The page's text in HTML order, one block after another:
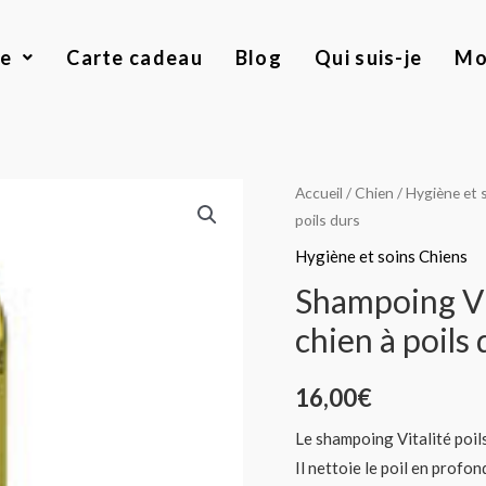
Carte cadeau Blog Qui suis-je
Accueil /Chien /Hygiène et
poils durs
Hygiène et soins Chiens
Shampoing
chien à poils
16,00€
Le shampoing Vitalité
Il nettoie le poil en
quantité
de
Shampoing
ANJU
Beauté
chien